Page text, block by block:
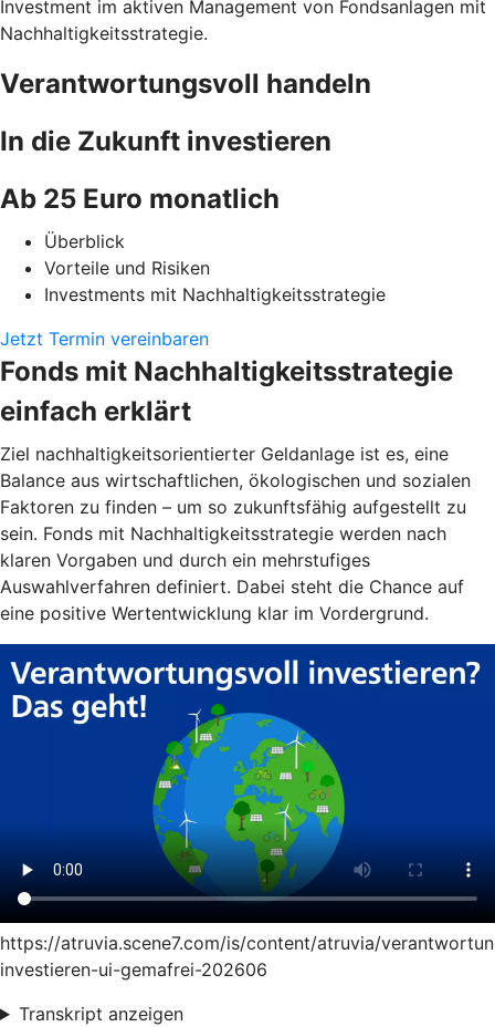
Investment im aktiven Management von Fondsanlagen mit
Nachhaltigkeitsstrategie.
Verantwortungsvoll handeln
In die Zukunft investieren
Ab 25 Euro monatlich
Überblick
Vorteile und Risiken
Investments mit Nachhaltigkeitsstrategie
Jetzt Termin vereinbaren
Fonds mit Nachhaltigkeitsstrategie
einfach erklärt
Ziel nachhaltigkeitsorientierter Geldanlage ist es, eine
Balance aus wirtschaftlichen, ökologischen und sozialen
Faktoren zu finden – um so zukunftsfähig aufgestellt zu
sein. Fonds mit Nachhaltigkeitsstrategie werden nach
klaren Vorgaben und durch ein mehrstufiges
Auswahlverfahren definiert. Dabei steht die Chance auf
eine positive Wertentwicklung klar im Vordergrund.
https://atruvia.scene7.com/is/content/atruvia/
investieren-ui-gemafrei-202606
Transkript anzeigen